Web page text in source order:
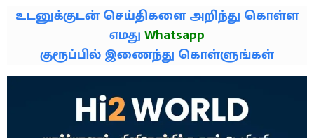
உடனுக்குடன் செய்திகளை அறிந்து கொள்ள
எமதுWhatsapp
குரூப்பில் இணைந்து கொள்ளுங்கள்